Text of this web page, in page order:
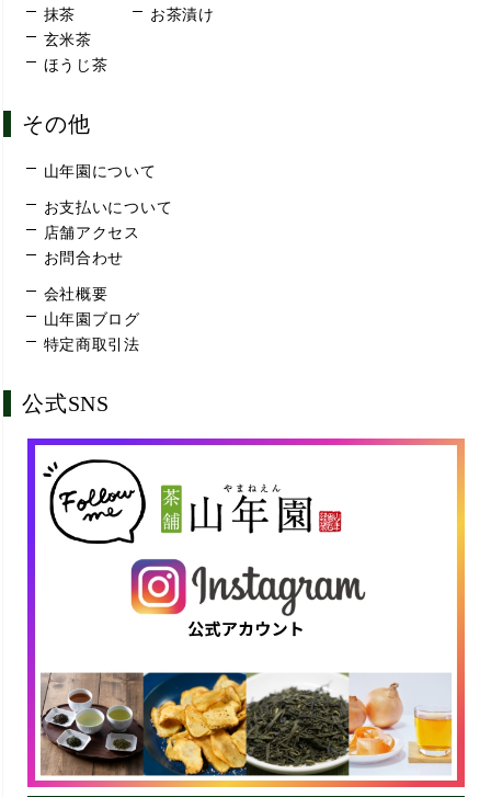
抹茶
玄米茶
ほうじ茶
お茶漬け
その他
山年園について
お支払いについて
店舗アクセス
お問合わせ
会社概要
山年園ブログ
特定商取引法
公式SNS